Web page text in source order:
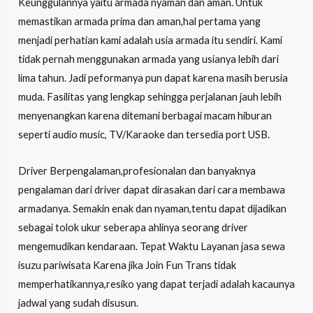
memastikan armada prima dan aman,hal pertama yang
menjadi perhatian kami adalah usia armada itu sendiri. Kami
tidak pernah menggunakan armada yang usianya lebih dari
lima tahun. Jadi peformanya pun dapat karena masih berusia
muda. Fasilitas yang lengkap sehingga perjalanan jauh lebih
menyenangkan karena ditemani berbagai macam hiburan
seperti audio music, TV/Karaoke dan tersedia port USB.
Driver Berpengalaman,profesionalan dan banyaknya
pengalaman dari driver dapat dirasakan dari cara membawa
armadanya. Semakin enak dan nyaman,tentu dapat dijadikan
sebagai tolok ukur seberapa ahlinya seorang driver
mengemudikan kendaraan. Tepat Waktu Layanan jasa sewa
isuzu pariwisata Karena jika Join Fun Trans tidak
memperhatikannya,resiko yang dapat terjadi adalah kacaunya
jadwal yang sudah disusun.